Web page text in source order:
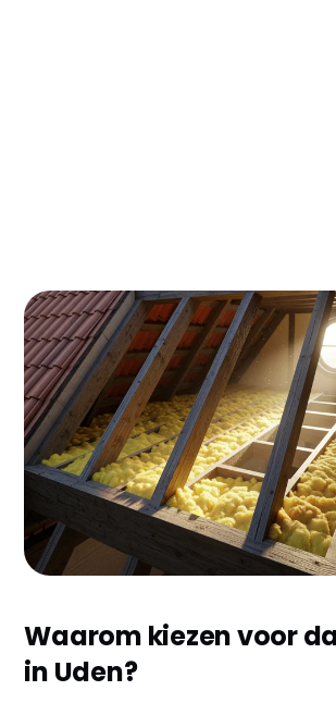
Woon je in Uden en merk je dat je
elk jaar hoger wordt? Met dakisolatie
gemakkelijk €300-500 per jaar op je
In Noord-Brabant, met onze
en warme zomers, is een goed
essentieel voor een comfortabel
portemonnee.
Waarom kiezen voor
in Uden?